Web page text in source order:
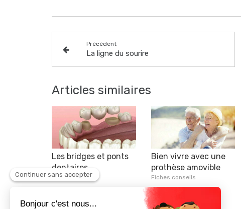
Précédent
La ligne du sourire
Articles similaires
Les bridges et ponts
dentaires
Fiches conseils
Bien vivre avec une
prothèse amovible
Fiches conseils